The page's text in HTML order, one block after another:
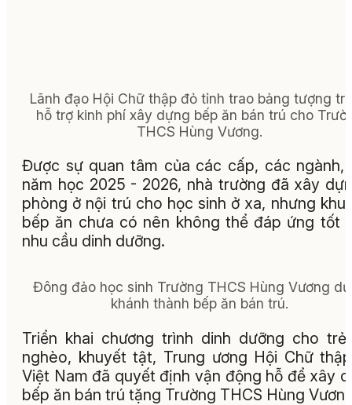
Lãnh đạo Hội Chữ thập đỏ tỉnh trao bảng tượng
hỗ trợ kinh phí xây dựng bếp ăn bán trú cho
THCS Hùng Vương.
Được sự quan tâm của các cấp, các ngành,
năm học 2025 - 2026, nhà trường đã xây
phòng ở nội trú cho học sinh ở xa, nhưng khu
bếp ăn chưa có nên không thể đáp ứng tốt
nhu cầu dinh dưỡng.
Đông đảo học sinh Trường THCS Hùng Vương
khánh thành bếp ăn bán trú.
Triển khai chương trình dinh dưỡng cho trẻ
nghèo, khuyết tật, Trung ương Hội Chữ
Việt Nam đã quyết định vận động hỗ để xây
bếp ăn bán trú tặng Trường THCS Hùng